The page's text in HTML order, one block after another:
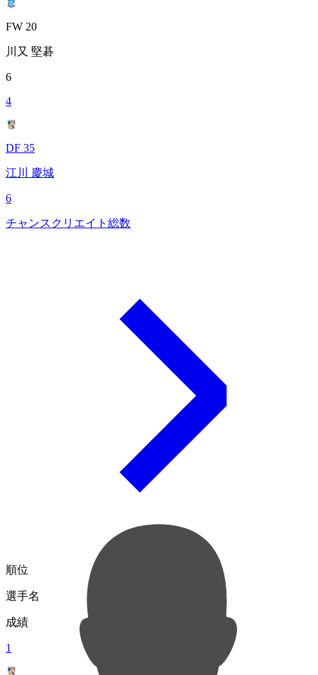
FW 20
川又 堅碁
6
4
DF 35
江川 慶城
6
チャンスクリエイト総数
順位
選手名
成績
1